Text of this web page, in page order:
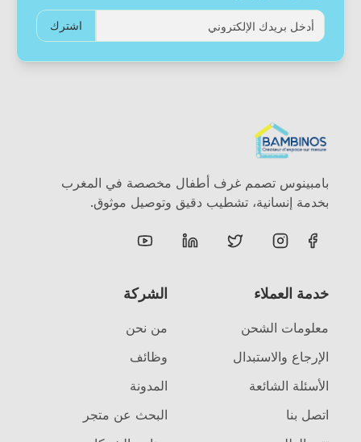
اشترك
بامبينوس تصمم غرف أطفال مخصصة في المغرب
بخدمة إنسانية، تشطيب دقيق وتوصيل موثوق.
خدمة العملاء
معلومات الشحن
الإرجاع والاستبدال
الأسئلة الشائعة
اتصل بنا
الشركة
من نحن
وظائف
المدونة
البحث عن متجر